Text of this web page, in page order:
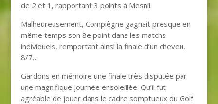
de 2 et 1, rapportant 3 points à Mesnil.
Malheureusement, Compiègne gagnait presque en
même temps son 8e point dans les matchs
individuels, remportant ainsi la finale d’un cheveu,
8/7…
Gardons en mémoire une finale très disputée par
une magnifique journée ensoleillée. Qu’il fut
agréable de jouer dans le cadre somptueux du Golf